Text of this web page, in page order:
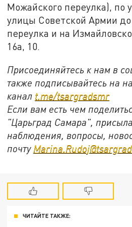
Можайского переулка), по
улицы Советской Армии
переулка и на
16а, 10.
Присоединяйтесь к нам в
также подписывайтесь на
канал t.me/tsargradsmr
Если вам есть чем
"Царьград Самара",
наблюдения, вопросы,
почту
ЧИТАЙТЕ ТАКЖЕ: